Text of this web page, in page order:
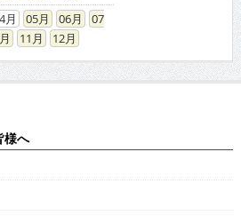
05 06
07
11 12
様へ